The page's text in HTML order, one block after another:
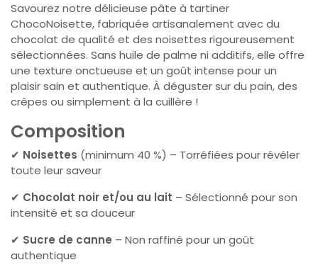
Savourez notre délicieuse pâte à tartiner
ChocoNoisette, fabriquée artisanalement avec du
chocolat de qualité et des noisettes rigoureusement
sélectionnées. Sans huile de palme ni additifs, elle offre
une texture onctueuse et un goût intense pour un
plaisir sain et authentique. À déguster sur du pain, des
crêpes ou simplement à la cuillère !
Composition
✔ Noisettes (minimum 40 %) – Torréfiées pour révéler
toute leur saveur
✔ Chocolat noir et/ou au lait – Sélectionné pour son
intensité et sa douceur
✔ Sucre de canne – Non raffiné pour un goût
authentique